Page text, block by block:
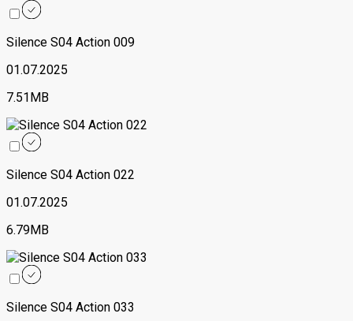
Silence S04 Action 009
01.07.2025
7.51MB
Silence S04 Action 022
01.07.2025
6.79MB
Silence S04 Action 033